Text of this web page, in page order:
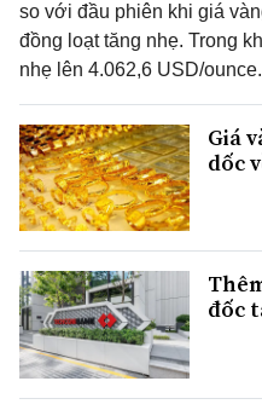
so với đầu phiên khi giá
đồng loạt tăng nhẹ. Trong
nhẹ lên 4.062,6 USD/ounce.
Giá
dốc
đốc